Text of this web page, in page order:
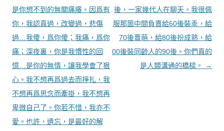
是你想不到的無關痛癢。因爲有
你，我認真過，改變過，悲傷
過…我傻，爲你傻；我痛，爲你
痛；深夜裏，你是我慣性的回
憶…是你的無情，讓我學會了狠
心。我不想再爲過去而掙扎，我
不想再爲思念而牽掛，我不想再
卑微自己了。你若不惜，我亦不
愛。也許，遺忘，是最好的解
後，一家幾代人在聊天。我很佩
服那箇中間負責給60後裝乖，給
70後賣萌，給80後扮成熟，給
00後裝同齡人的90後。你們真的
是人類溝通的橋樑。
→